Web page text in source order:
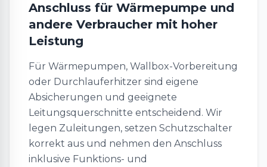
Anschluss für Wärmepumpe und
andere Verbraucher mit hoher
Leistung
Für Wärmepumpen, Wallbox-Vorbereitung
oder Durchlauferhitzer sind eigene
Absicherungen und geeignete
Leitungsquerschnitte entscheidend. Wir
legen Zuleitungen, setzen Schutzschalter
korrekt aus und nehmen den Anschluss
inklusive Funktions- und